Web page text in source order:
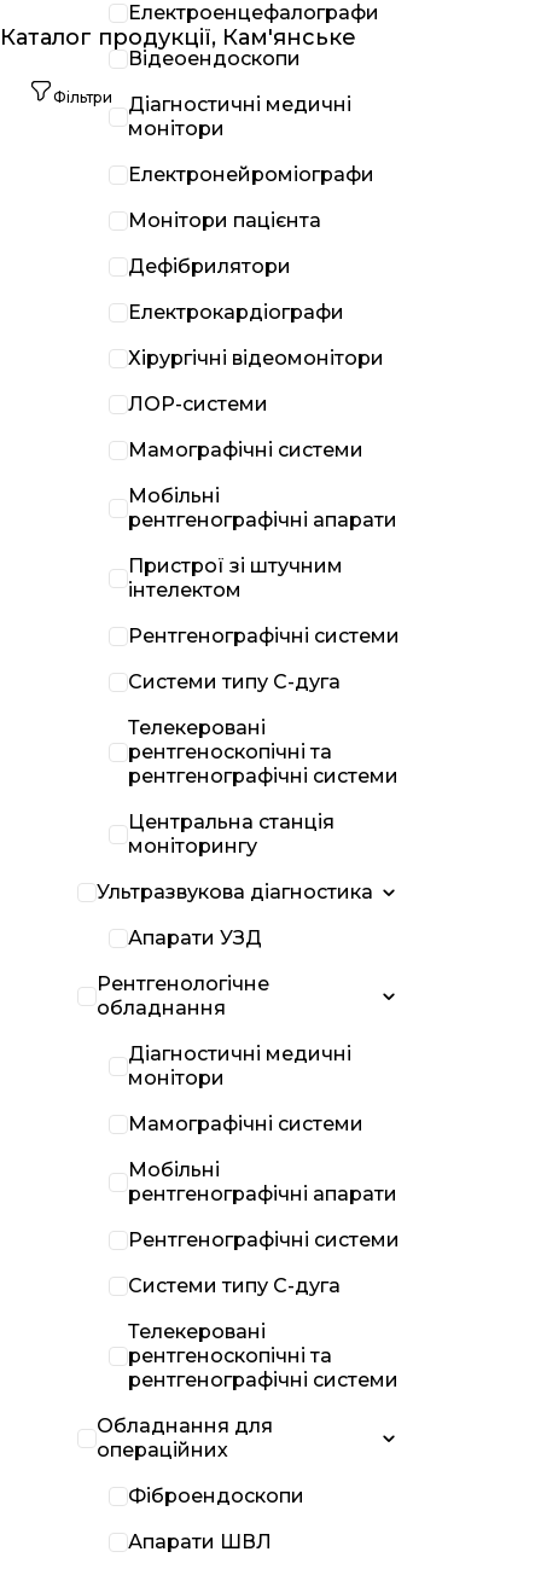
Каталог продукції, Кам'янське
Фільтри
Електроенцефалографи
Відеоендоскопи
Діагностичні медичні
монітори
Електронейроміографи
Монітори пацієнта
Дефібрилятори
Електрокардіографи
Хірургічні відеомонітори
ЛОР-системи
Мамографічні системи
Мобільні
рентгенографічні апарати
Пристрої зі штучним
інтелектом
Рентгенографічні системи
Системи типу С-дуга
Телекеровані
рентгеноскопічні та
рентгенографічні системи
Центральна станція
моніторингу
Ультразвукова діагностика
Апарати УЗД
Рентгенологічне
обладнання
Діагностичні медичні
монітори
Мамографічні системи
Мобільні
рентгенографічні апарати
Рентгенографічні системи
Системи типу С-дуга
Телекеровані
рентгеноскопічні та
рентгенографічні системи
Обладнання для
операційних
Фіброендоскопи
Апарати ШВЛ